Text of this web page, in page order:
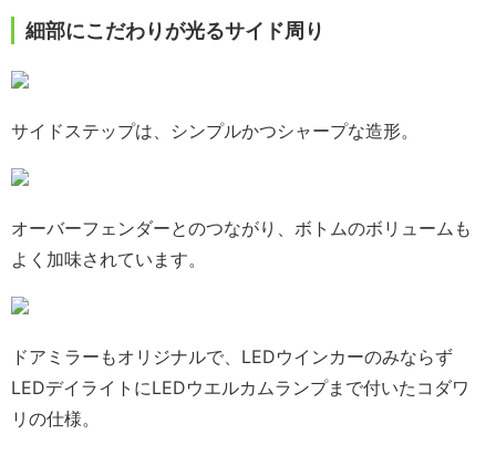
細部にこだわりが光るサイド周り
サイドステップは、シンプルかつシャープな造形。
オーバーフェンダーとのつながり、ボトムのボリュームも
よく加味されています。
ドアミラーもオリジナルで、LEDウインカーのみならず
LEDデイライトにLEDウエルカムランプまで付いたコダワ
リの仕様。